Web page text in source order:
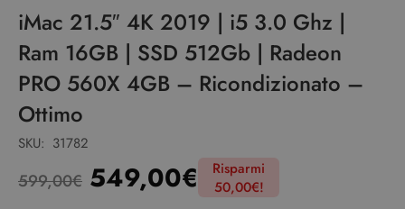
iMac 21.5″ 4K 2019 | i5 3.0 Ghz |
Ram 16GB | SSD 512Gb | Radeon
PRO 560X 4GB – Ricondizionato –
Ottimo
SKU: 31782
599,00€ 549,00€
Risparmi
50,00€!